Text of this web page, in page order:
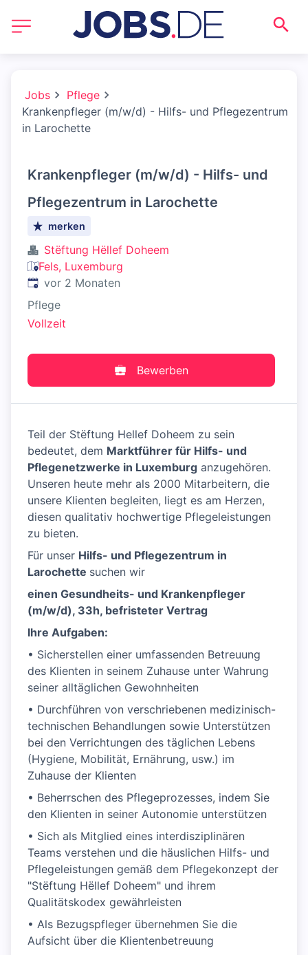
Jobs
Pflege
Krankenpfleger (m/w/d) - Hilfs- und Pflegezentrum
in Larochette
Krankenpfleger (m/w/d) - Hilfs- und
Pflegezentrum in Larochette
merken
Stëftung Hëllef Doheem
Fels, Luxemburg
Veröffentlicht:
vor 2 Monaten
Pflege
Vollzeit
Bewerben
Teil der Stëftung Hellef Doheem zu sein
bedeutet, dem Marktführer für Hilfs- und
Pflegenetzwerke in Luxemburg anzugehören.
Unseren heute mehr als 2000 Mitarbeitern, die
unsere Klienten begleiten, liegt es am Herzen,
diesen qualitativ hochwertige Pflegeleistungen
zu bieten.
Für unser Hilfs- und Pflegezentrum in
Larochette suchen wir
einen Gesundheits- und Krankenpfleger
(m/w/d), 33h, befristeter Vertrag
Ihre Aufgaben:
• Sicherstellen einer umfassenden Betreuung
des Klienten in seinem Zuhause unter Wahrung
seiner alltäglichen Gewohnheiten
• Durchführen von verschriebenen medizinisch-
technischen Behandlungen sowie Unterstützen
bei den Verrichtungen des täglichen Lebens
(Hygiene, Mobilität, Ernährung, usw.) im
Zuhause der Klienten
• Beherrschen des Pflegeprozesses, indem Sie
den Klienten in seiner Autonomie unterstützen
• Sich als Mitglied eines interdisziplinären
Teams verstehen und die häuslichen Hilfs- und
Pflegeleistungen gemäß dem Pflegekonzept der
"Stëftung Hëllef Doheem" und ihrem
Qualitätskodex gewährleisten
• Als Bezugspfleger übernehmen Sie die
Aufsicht über die Klientenbetreuung